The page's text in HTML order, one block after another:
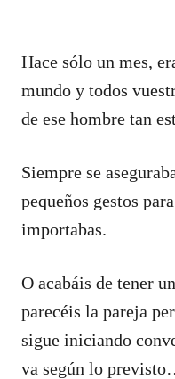
Hace sólo un mes,
mundo y todos
de ese hombre tan
Siempre se
pequeños gestos
importabas.
O acabáis de tener
parecéis la pareja
sigue iniciando
va según lo